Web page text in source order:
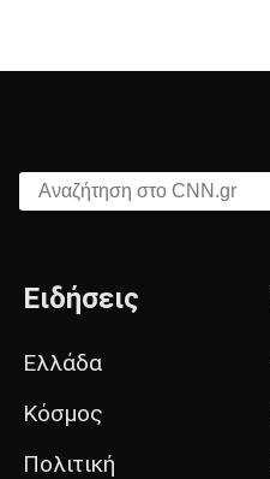
Αναζήτηση στο CNN.gr
Ειδήσεις
Ελλάδα
Κόσμος
Πολιτική